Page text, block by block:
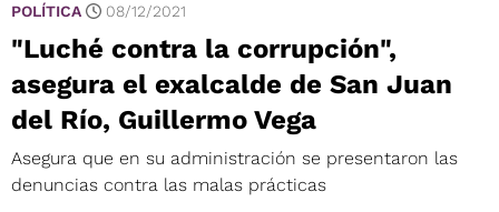
POLÍTICA 08/12/2021
"Luché contra la corrupción",
asegura el exalcalde de San Juan
del Río, Guillermo Vega
Asegura que en su administración se presentaron las
denuncias contra las malas prácticas